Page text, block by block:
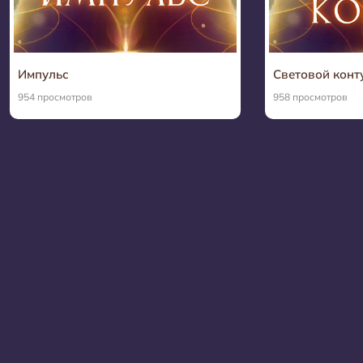
Импульс
954 просмотров
Световой
958 просмотров